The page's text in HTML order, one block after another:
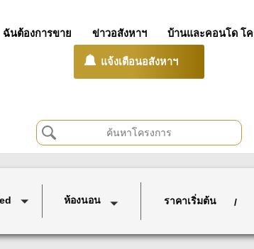
ฉันต้องการขาย ข่าวอสังหาฯ บ้านและคอนโด โค
แจ้งเตือนอสังหาฯ
ห้องนอน ราคาเริ่มต้น /